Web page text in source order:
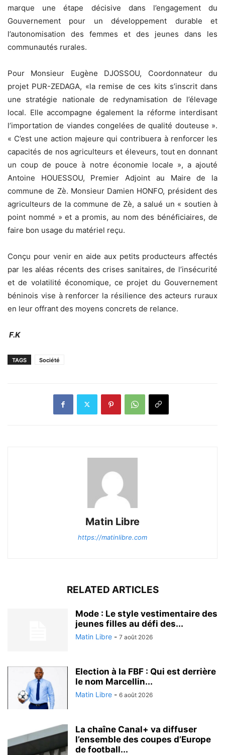
marque une étape décisive dans l’engagement du
Gouvernement pour un développement durable et
l’autonomisation des femmes et des jeunes dans les
communautés rurales.
Pour Monsieur Eugène DJOSSOU, Coordonnateur du
projet PUR-ZEDAGA, «la remise de ces kits s’inscrit dans
une stratégie nationale de redynamisation de l’élevage
local. Elle accompagne également la réforme interdisant
l’importation de viandes congelées de qualité douteuse ».
« C’est une action majeure qui contribuera à renforcer les
capacités de nos agriculteurs et éleveurs, tout en donnant
un coup de pouce à notre économie locale », a ajouté
Antoine HOUESSOU, Premier Adjoint au Maire de la
commune de Zè. Monsieur Damien HONFO, président des
agriculteurs de la commune de Zè, a salué un « soutien à
point nommé » et a promis, au nom des bénéficiaires, de
faire bon usage du matériel reçu.
Conçu pour venir en aide aux petits producteurs affectés
par les aléas récents des crises sanitaires, de l’insécurité
et de volatilité économique, ce projet du Gouvernement
béninois vise à renforcer la résilience des acteurs ruraux
en leur offrant des moyens concrets de relance.
F.K
TAGS Société
Matin Libre
https://matinlibre.com
RELATED ARTICLES
Mode : Le style vestimentaire des
jeunes filles au défi des...
Matin Libre - 7 août 2026
Election à la FBF : Qui est derrière
le nom Marcellin...
Matin Libre - 6 août 2026
La chaîne Canal+ va diffuser
l’ensemble des coupes d’Europe
de football...